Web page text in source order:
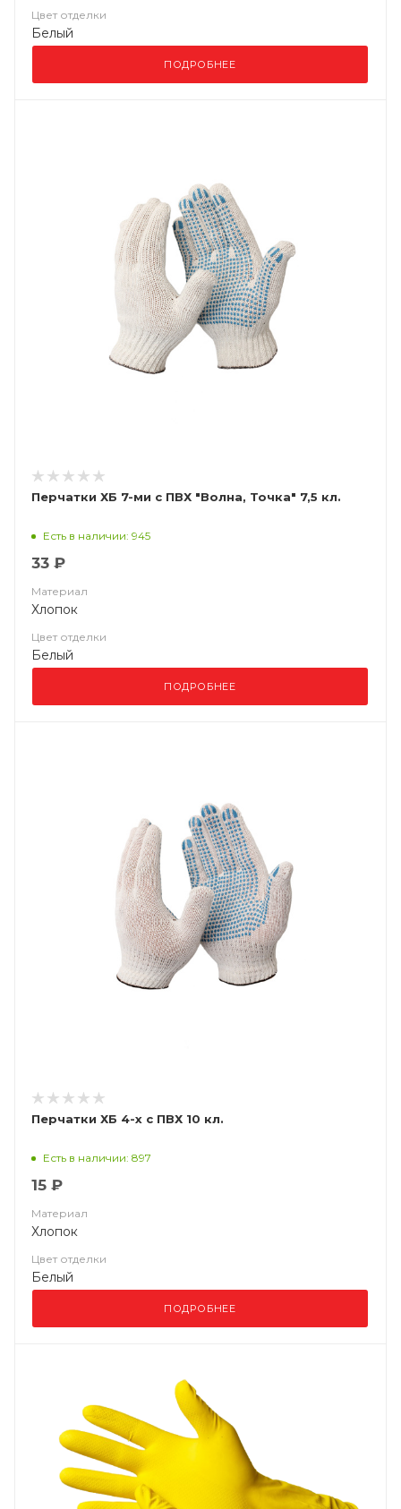
Цвет отделки
Белый
ПОДРОБНЕЕ
Перчатки ХБ 7-ми с ПВХ "Волна, Точка" 7,5 кл.
Есть в наличии: 945
33 ₽
Материал
Хлопок
Цвет отделки
Белый
ПОДРОБНЕЕ
Перчатки ХБ 4-х с ПВХ 10 кл.
Есть в наличии: 897
15 ₽
Материал
Хлопок
Цвет отделки
Белый
ПОДРОБНЕЕ